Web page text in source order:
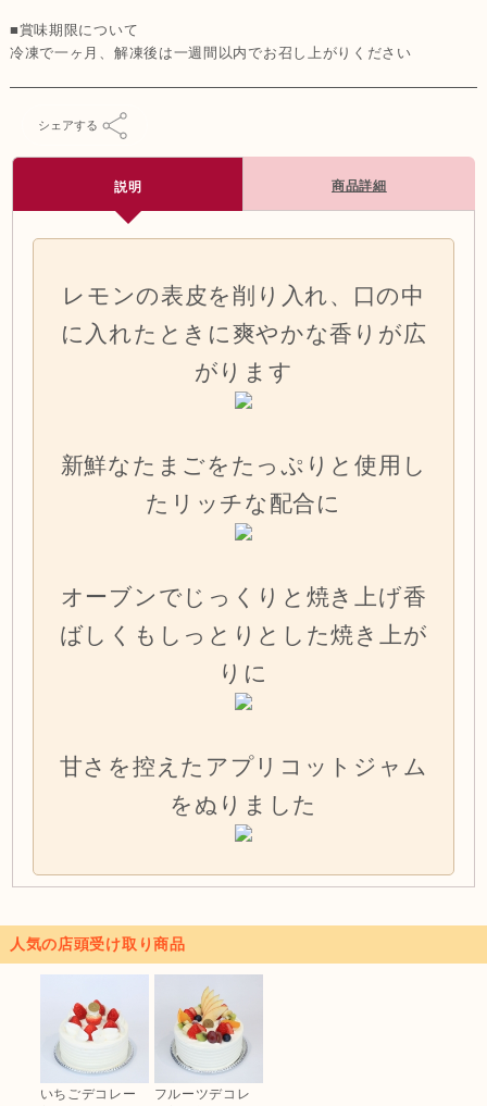
■賞味期限について
冷凍で一ヶ月、解凍後は一週間以内でお召し上がりください
シェアする
説明 商品詳細
レモンの表皮を削り入れ、口の中
に入れたときに爽やかな香りが広
がります
新鮮なたまごをたっぷりと使用し
たリッチな配合に
オーブンでじっくりと焼き上げ香
ばしくもしっとりとした焼き上が
りに
甘さを控えたアプリコットジャム
をぬりました
人気の店頭受け取り商品
いちごデコレー
フルーツデコレ